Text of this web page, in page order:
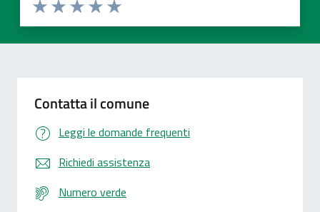
Valuta 5 stelle su 5
Valuta 4 stelle su 5
Valuta 3 stelle su 5
Valuta 2 stelle su 5
Valuta 1 stelle su 5
Contatta il comune
Leggi le domande frequenti
Richiedi assistenza
Numero verde